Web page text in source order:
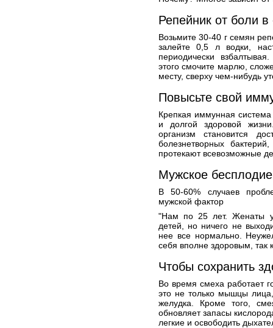
Репейник от боли в
Возьмите 30-40 г семян
залейте 0,5 л водки,
периодически
этого смочите марлю,
месту, сверху чем-нибудь
Повысьте свой
Крепкая иммунная система
и долгой здоровой
организм становится
болезнетворных
протекают всевозможные
Мужское бесплодие
В 50-60% случаев
мужской фактор
"Нам по 25 лет. Женаты
детей, но ничего не
нее все нормально.
себя вполне здоровым, так
Чтобы сохранить
Во время смеха работает
это не только мышцы
желудка. Кроме того,
обновляет запасы
легкие и освободить